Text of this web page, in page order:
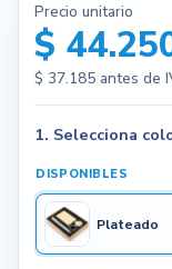
Precio unitario
$
$ 37.185antes de
1. Selecciona
DISPONIBLES
Plateado